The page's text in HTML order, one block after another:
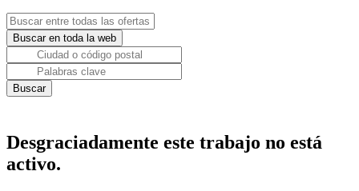
Desgraciadamente este trabajo no está
activo.